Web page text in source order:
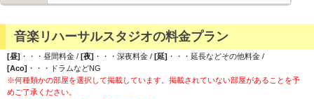
音楽リハーサルスタジオの料金プラン
[昼] ・・・昼間料金 / [夜] ・・・深夜料金 / [延] ・・・延長などその他料金 /
[Aco] ・・・ドラムなどNG
※何種類かの部屋を選択して掲載しています。掲載されていない部屋があることを予
めご了承ください。